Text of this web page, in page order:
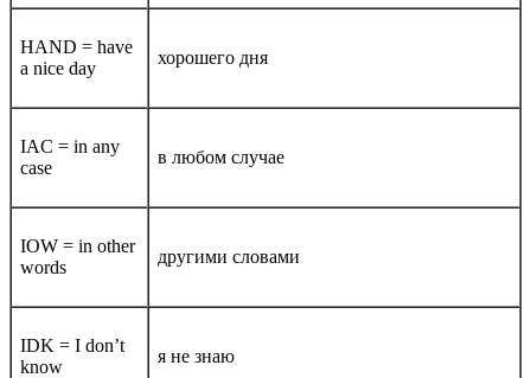
HAND = have
a nice day
хорошего дня
IAC = in any
case
в любом случае
IOW = in other
words
другими словами
IDK = I don’t
know
я не знаю